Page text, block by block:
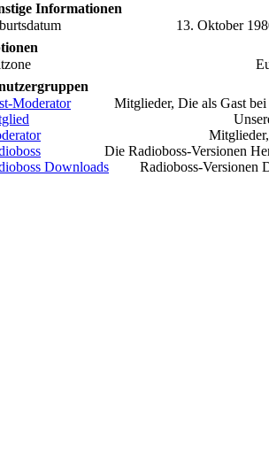
Informationen
13. Oktober
Moderator
Mitglieder, Die als Gast bei
Die Radioboss-Versionen
Downloads
Radioboss-Versionen